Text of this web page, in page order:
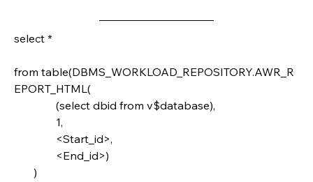
select *
from table(DBMS_WORKLOAD_REPOSITORY.AWR_R
EPORT_HTML(
(select dbid from v$database),
1,
<Start_id>,
<End_id>)
)